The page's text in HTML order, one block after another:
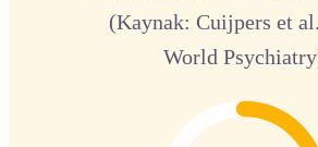
(Kaynak: Cuijpers et
World